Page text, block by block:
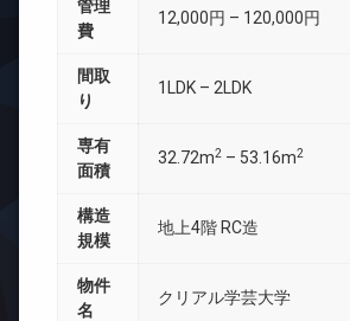
管理
費
12,000円 – 120,000円
間取
り
1LDK – 2LDK
専有
面積
32.72m2 – 53.16m2
構造
規模
地上4階 RC造
物件
名
クリアル学芸大学